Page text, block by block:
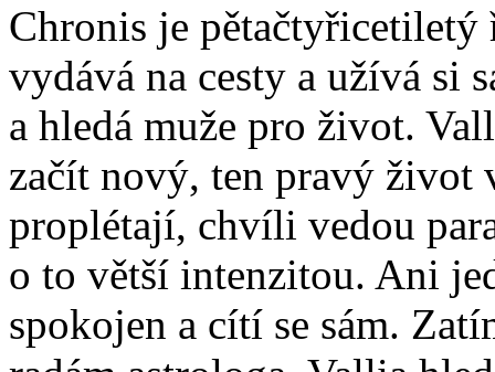
Chronis je
vydává na cesty a užívá si
a hledá muže pro život.
začít nový, ten pravý život
proplétají, chvíli vedou
o to větší intenzitou. Ani
spokojen a cítí se sám.